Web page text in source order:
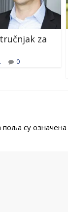
za
0
су означена